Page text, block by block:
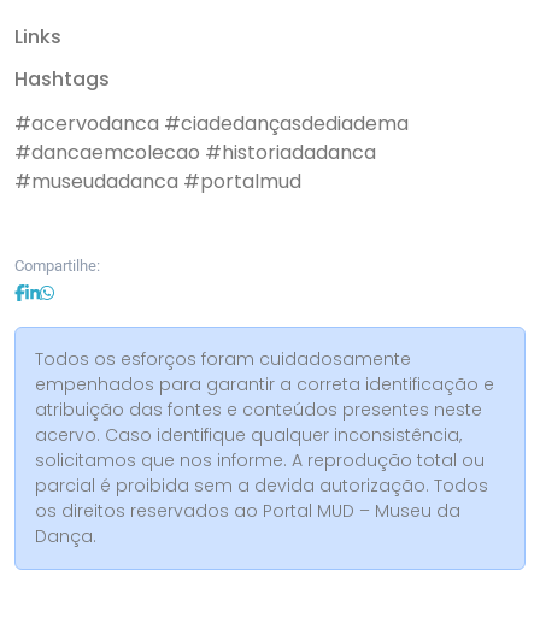
Links
Hashtags
#acervodanca #ciadedançasdediadema
#dancaemcolecao #historiadadanca
#museudadanca #portalmud
Compartilhe:
Todos os esforços foram cuidadosamente
empenhados para garantir a correta identificação e
atribuição das fontes e conteúdos presentes neste
acervo. Caso identifique qualquer inconsistência,
solicitamos que nos informe. A reprodução total ou
parcial é proibida sem a devida autorização. Todos
os direitos reservados ao Portal MUD – Museu da
Dança.